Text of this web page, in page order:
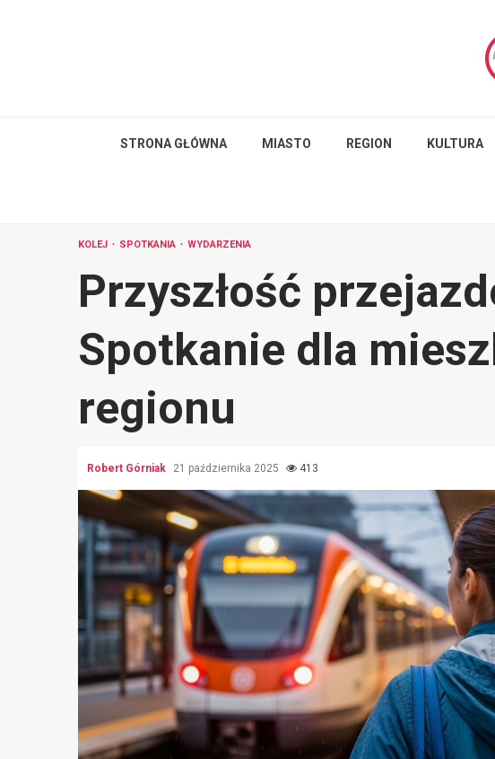
STRONA GŁÓWNA MIASTO REGION KULTURA
KOLEJ SPOTKANIA WYDARZENIA
Przyszłość
Spotkanie dla
regionu
Robert Górniak 21 października 2025 413